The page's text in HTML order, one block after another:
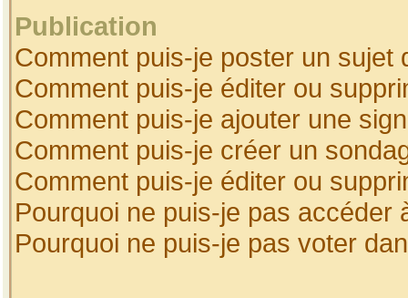
Publication
Comment puis-je poster un sujet
Comment puis-je éditer ou
Comment puis-je ajouter une
Comment puis-je créer un
Comment puis-je éditer ou
Pourquoi ne puis-je pas accéder
Pourquoi ne puis-je pas voter